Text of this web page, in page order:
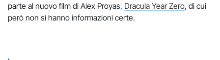
parte al nuovo film di Alex Proyas, Dracula Year Zero, di cui
però non si hanno informazioni certe.